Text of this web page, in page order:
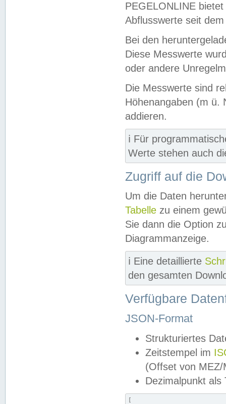
PEGELONLINE
Abflusswerte seit
Bei den
Diese Messwerte
oder andere
Die Messwerte sind
Höhenangaben (m ü.
addieren.
ℹ️ Für
Werte stehen auch
Zugriff auf die
Um die Daten
Tabelle zu einem
Sie dann die Option
Diagrammanzeige.
ℹ️ Eine detaillierte
den gesamten
Verfügbare
JSON-Format
Strukturiertes
Zeitstempel im
(Offset von MEZ/
Dezimalpunkt als
[